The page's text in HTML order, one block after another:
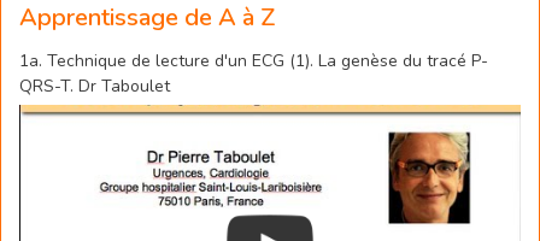
Apprentissage de A à Z
1a. Technique de lecture d'un ECG (1). La genèse du tracé P-
QRS-T. Dr Taboulet